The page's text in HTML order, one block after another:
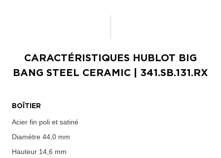
CARACTÉRISTIQUES HUBLOT BIG
BANG STEEL CERAMIC | 341.SB.131.RX
BOÎTIER
Acier fin poli et satiné
Diamètre 44,0 mm
Hauteur 14,6 mm